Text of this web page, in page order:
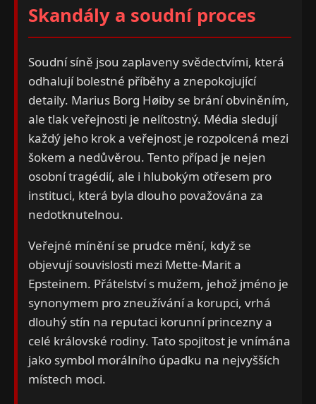
Skandály a soudní proces
Soudní síně jsou zaplaveny svědectvími, která
odhalují bolestné příběhy a znepokojující
detaily. Marius Borg Høiby se brání obviněním,
ale tlak veřejnosti je nelítostný. Média sledují
každý jeho krok a veřejnost je rozpolcená mezi
šokem a nedůvěrou. Tento případ je nejen
osobní tragédií, ale i hlubokým otřesem pro
instituci, která byla dlouho považována za
nedotknutelnou.
Veřejné mínění se prudce mění, když se
objevují souvislosti mezi Mette-Marit a
Epsteinem. Přátelství s mužem, jehož jméno je
synonymem pro zneužívání a korupci, vrhá
dlouhý stín na reputaci korunní princezny a
celé královské rodiny. Tato spojitost je vnímána
jako symbol morálního úpadku na nejvyšších
místech moci.